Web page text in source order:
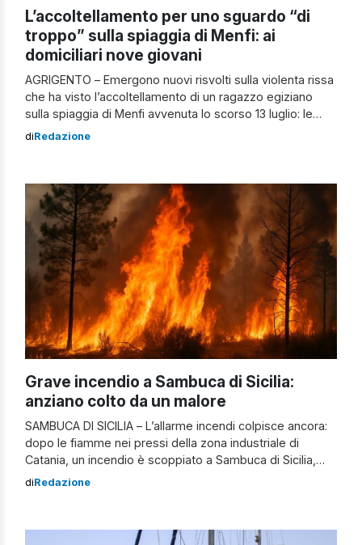
L’accoltellamento per uno sguardo “di
troppo” sulla spiaggia di Menfi: ai
domiciliari nove giovani
AGRIGENTO – Emergono nuovi risvolti sulla violenta rissa
che ha visto l’accoltellamento di un ragazzo egiziano
sulla spiaggia di Menfi avvenuta lo scorso 13 luglio: le
indagini hanno portato all’arresto di nove giovani – dai 18
diRedazione
Grave incendio a Sambuca di Sicilia:
anziano colto da un malore
SAMBUCA DI SICILIA – L’allarme incendi colpisce ancora:
dopo le fiamme nei pressi della zona industriale di
Catania, un incendio è scoppiato a Sambuca di Sicilia,
nell’Agrigentino. L’incendio a Sambuca di Sicilia Nello
si trova un […]
diRedazione